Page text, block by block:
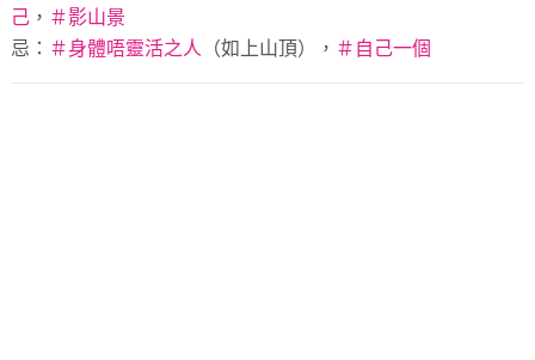
己 ， ＃影山景
忌： ＃身體唔靈活之人 （如上山頂）， ＃ 自己一個